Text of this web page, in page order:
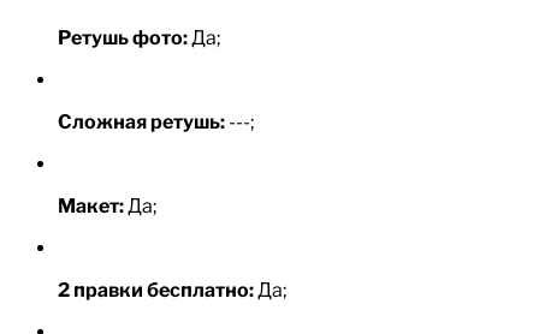
Ретушь фото:Да;
Сложная ретушь: ---;
Макет:Да;
2 правки бесплатно:Да;